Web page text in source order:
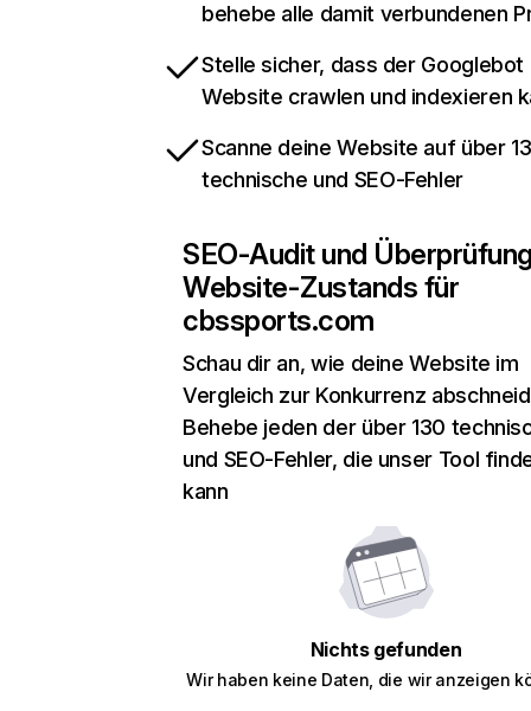
behebe alle damit verbundenen
Stelle sicher, dass der Googlebot
Website crawlen und indexieren
Scanne deine Website auf über
technische und SEO-Fehler
SEO-Audit und
Website-Zustands für
cbssports.com
Schau dir an, wie deine Website im
Vergleich zur Konkurrenz
Behebe jeden der über 130
und SEO-Fehler, die unser Tool
kann
Nichts gefunden
Wir haben keine Daten, die wir anzeigen